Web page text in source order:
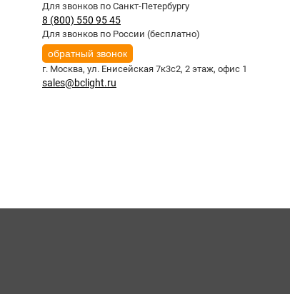
Для звонков по Санкт-Петербургу
8 (800) 550 95 45
Для звонков по России (бесплатно)
обратный звонок
г. Москва, ул. Енисейская 7к3с2, 2 этаж, офис 1
sales@bclight.ru